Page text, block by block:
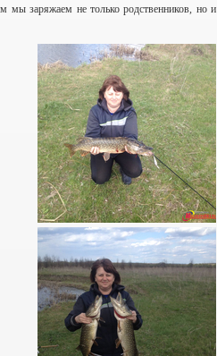
мы заряжаем не только родственников, но и